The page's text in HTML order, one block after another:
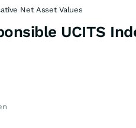
Net Asset Values
UCITS